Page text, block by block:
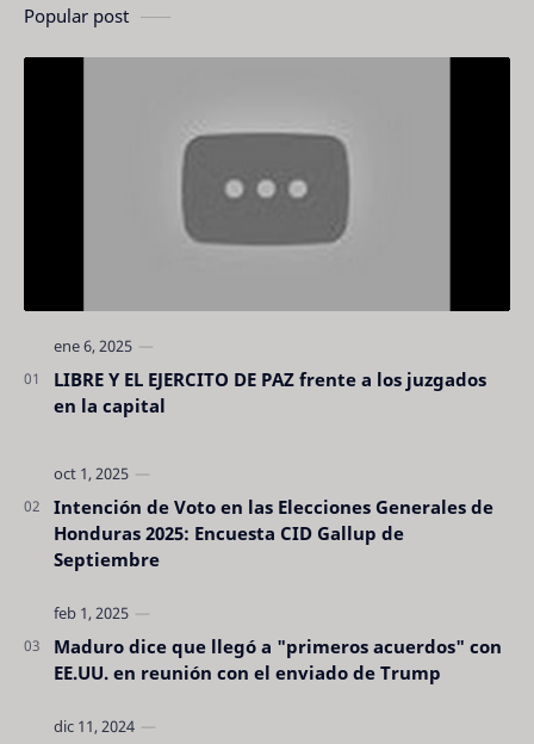
Popular post
LIBRE Y EL EJERCITO DE PAZ frente a los juzgados
en la capital
Intención de Voto en las Elecciones Generales de
Honduras 2025: Encuesta CID Gallup de
Septiembre
Maduro dice que llegó a "primeros acuerdos" con
EE.UU. en reunión con el enviado de Trump